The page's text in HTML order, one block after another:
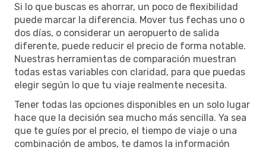
Si lo que buscas es ahorrar, un poco de flexibilidad
puede marcar la diferencia. Mover tus fechas uno o
dos días, o considerar un aeropuerto de salida
diferente, puede reducir el precio de forma notable.
Nuestras herramientas de comparación muestran
todas estas variables con claridad, para que puedas
elegir según lo que tu viaje realmente necesita.
Tener todas las opciones disponibles en un solo lugar
hace que la decisión sea mucho más sencilla. Ya sea
que te guíes por el precio, el tiempo de viaje o una
combinación de ambos, te damos la información